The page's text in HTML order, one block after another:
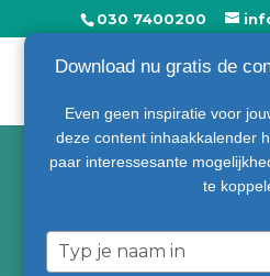
030 7400200
Online
de omzet
Download nu gratis de
Even geen inspiratie voor
deze content inhaakkalender
paar interessesante
te
Typ
je